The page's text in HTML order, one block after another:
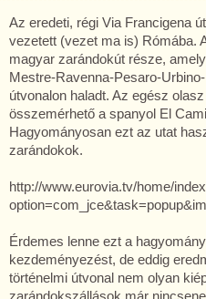
Az eredeti, régi Via Francigena
vezetett (vezet ma is) Rómába.
magyar zarándokút része,
Mestre-Ravenna-Pesaro-
útvonalon haladt. Az egész
összemérhető a spanyol El
Hagyományosan ezt az utat
zarándokok.
http://www.eurovia.tv/home/
Érdemes lenne ezt a
kezdeményezést, de eddig
történelmi útvonal nem olyan
zarándokszállások már